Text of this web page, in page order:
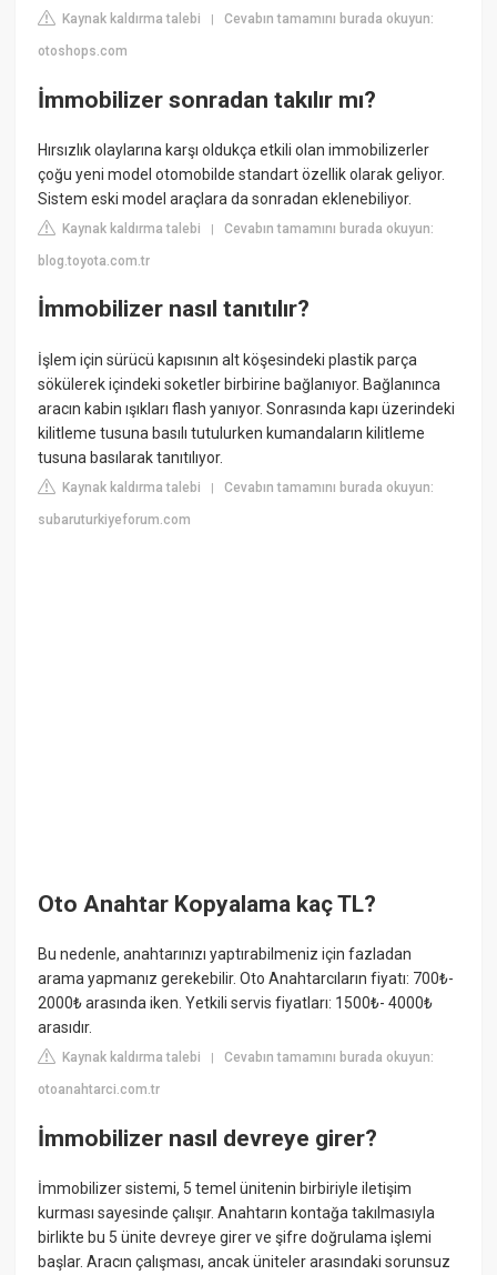
Kaynak kaldırma talebi |Cevabın tamamını burada okuyun:
otoshops.com
İmmobilizer sonradan takılır mı?
Hırsızlık olaylarına karşı oldukça etkili olan immobilizerler
çoğu yeni model otomobilde standart özellik olarak geliyor.
Sistem eski model araçlara da sonradan eklenebiliyor.
Kaynak kaldırma talebi |Cevabın tamamını burada okuyun:
blog.toyota.com.tr
İmmobilizer nasıl tanıtılır?
İşlem için sürücü kapısının alt köşesindeki plastik parça
sökülerek içindeki soketler birbirine bağlanıyor. Bağlanınca
aracın kabin ışıkları flash yanıyor. Sonrasında kapı üzerindeki
kilitleme tusuna basılı tutulurken kumandaların kilitleme
tusuna basılarak tanıtılıyor.
Kaynak kaldırma talebi |Cevabın tamamını burada okuyun:
subaruturkiyeforum.com
Oto Anahtar Kopyalama kaç TL?
Bu nedenle, anahtarınızı yaptırabilmeniz için fazladan
arama yapmanız gerekebilir. Oto Anahtarcıların fiyatı: 700₺-
2000₺ arasında iken. Yetkili servis fiyatları: 1500₺- 4000₺
arasıdır.
Kaynak kaldırma talebi |Cevabın tamamını burada okuyun:
otoanahtarci.com.tr
İmmobilizer nasıl devreye girer?
İmmobilizer sistemi, 5 temel ünitenin birbiriyle iletişim
kurması sayesinde çalışır. Anahtarın kontağa takılmasıyla
birlikte bu 5 ünite devreye girer ve şifre doğrulama işlemi
başlar. Aracın çalışması, ancak üniteler arasındaki sorunsuz